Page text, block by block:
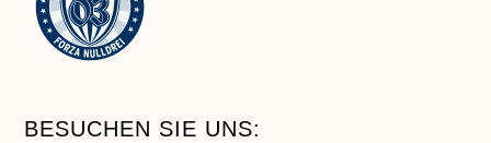
BESUCHEN SIE UNS: